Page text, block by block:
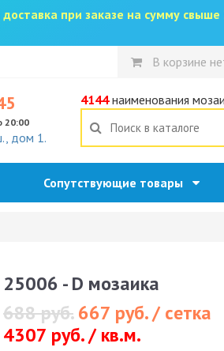
при заказе на сумму
В корзине
20:00
дом 1.
4144наименования
Сопутствующие товары
25006 - D мозаика
688 руб.667 руб. / сетка
4307 руб. / кв.м.